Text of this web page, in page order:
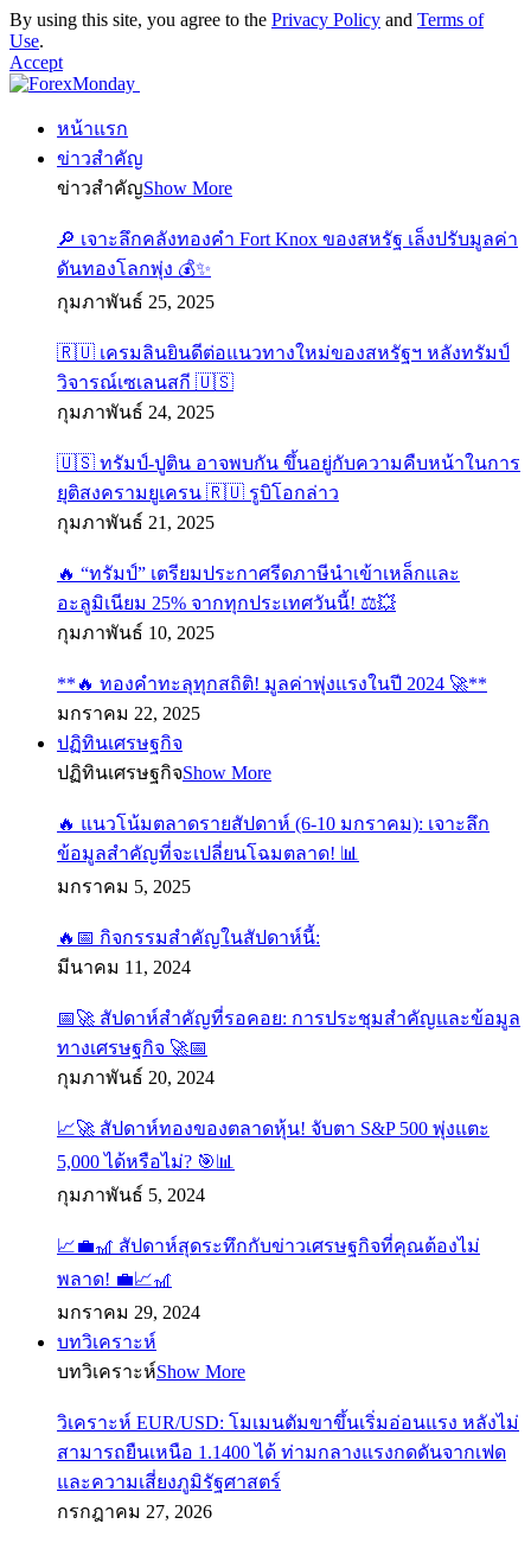
By using this site, you agree to the Privacy Policy and Terms of
Use.
Accept
หน้าแรก
ข่าวสำคัญ
ข่าวสำคัญShow More
🔎 เจาะลึกคลังทองคำ Fort Knox ของสหรัฐ เล็งปรับมูลค่า
ดันทองโลกพุ่ง 💰✨
กุมภาพันธ์ 25, 2025
🇷🇺 เครมลินยินดีต่อแนวทางใหม่ของสหรัฐฯ หลังทรัมป์
วิจารณ์เซเลนสกี 🇺🇸
กุมภาพันธ์ 24, 2025
🇺🇸 ทรัมป์-ปูติน อาจพบกัน ขึ้นอยู่กับความคืบหน้าในการ
ยุติสงครามยูเครน 🇷🇺 รูบิโอกล่าว
กุมภาพันธ์ 21, 2025
🔥 “ทรัมป์” เตรียมประกาศรีดภาษีนำเข้าเหล็กและ
อะลูมิเนียม 25% จากทุกประเทศวันนี้! ⚖️💥
กุมภาพันธ์ 10, 2025
**🔥 ทองคำทะลุทุกสถิติ! มูลค่าพุ่งแรงในปี 2024 🚀**
มกราคม 22, 2025
ปฏิทินเศรษฐกิจ
ปฏิทินเศรษฐกิจShow More
🔥 แนวโน้มตลาดรายสัปดาห์ (6-10 มกราคม): เจาะลึก
ข้อมูลสำคัญที่จะเปลี่ยนโฉมตลาด! 📊
มกราคม 5, 2025
🔥📅 กิจกรรมสำคัญในสัปดาห์นี้:
มีนาคม 11, 2024
📅🚀 สัปดาห์สำคัญที่รอคอย: การประชุมสำคัญและข้อมูล
ทางเศรษฐกิจ 🚀📅
กุมภาพันธ์ 20, 2024
📈🚀 สัปดาห์ทองของตลาดหุ้น! จับตา S&P 500 พุ่งแตะ
5,000 ได้หรือไม่? 🎯📊
กุมภาพันธ์ 5, 2024
📈💼🎢 สัปดาห์สุดระทึกกับข่าวเศรษฐกิจที่คุณต้องไม่
พลาด! 💼📈🎢
มกราคม 29, 2024
บทวิเคราะห์
บทวิเคราะห์Show More
วิเคราะห์ EUR/USD: โมเมนตัมขาขึ้นเริ่มอ่อนแรง หลังไม่
สามารถยืนเหนือ 1.1400 ได้ ท่ามกลางแรงกดดันจากเฟด
และความเสี่ยงภูมิรัฐศาสตร์
กรกฎาคม 27, 2026